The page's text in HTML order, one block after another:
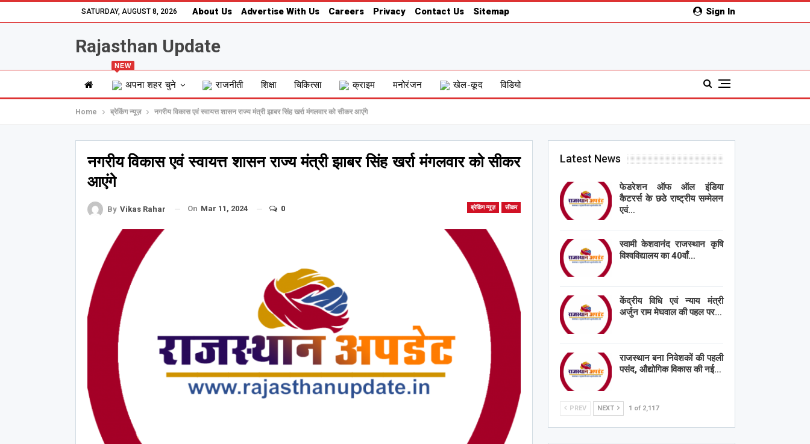
Sign In
SATURDAY, AUGUST 8, 2026 About Us Advertise With Us Careers Privacy Contact Us Sitemap
Rajasthan Update
अपना शहर चुने
NEW
राजनीती शिक्षा चिकित्सा क्राइम मनोरंजन खेल-कूद विडियो
Home ब्रेकिंग न्यूज़ नगरीय विकास एवं स्वायत्त शासन राज्य मंत्री झाबर सिंह खर्रा मंगलवार को सीकर आएंगे
नगरीय विकास एवं स्वायत्त शासन राज्य मंत्री झाबर सिंह खर्रा मंगलवार को सीकर
आएंगे
ब्रेकिंग न्यूज़ सीकर
By Vikas Rahar On Mar 11, 2024 0
Latest News
फेडरेशन ऑफ ऑल इंडिया
कैटरर्स के छठे राष्ट्रीय सम्मेलन
एवं…
स्वामी केशवानंद राजस्थान कृषि
विश्वविद्यालय का 40वाँ…
केंद्रीय विधि एवं न्याय मंत्री
अर्जुन राम मेघवाल की पहल पर…
राजस्थान बना निवेशकों की पहली
पसंद, औद्योगिक विकास की नई…
PREV NEXT 1 of 2,117